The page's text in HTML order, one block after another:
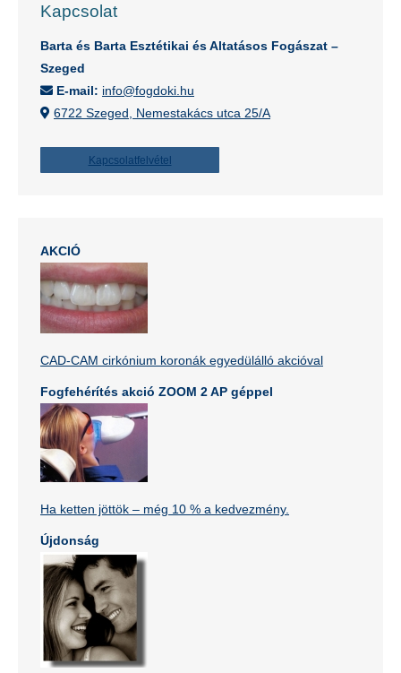
Kapcsolat
Barta és Barta Esztétikai és Altatásos Fogászat –
Szeged
E-mail: info@fogdoki.hu
6722 Szeged, Nemestakács utca 25/A
Kapcsolatfelvétel
AKCIÓ
CAD-CAM cirkónium koronák egyedülálló akcióval
Fogfehérítés akció ZOOM 2 AP géppel
Ha ketten jöttök – még 10 % a kedvezmény.
Újdonság